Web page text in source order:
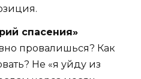
спасения»
провалишься? Как
Не «я уйду из